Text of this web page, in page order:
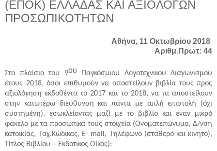
(ΕΠΟΚ) ΕΛΛΑΔΑΣ ΚΑΙ ΑΞΙΟΛΟΓΩΝ
ΠΡΟΣΩΠΙΚΟΤΗΤΩΝ
Αθήνα, 11 Οκτωβρίου 2018
Αριθμ.Πρωτ: 44
Στο πλαίσιο του 9ου Παγκόσμιου Λογοτεχνικού Διαγωνισμού
έτους 2018, όσοι επιθυμούν να αποστείλουν βιβλία τους προς
αξιολόγηση εκδοθέντα το 2017 και το 2018, να τα αποστείλουν
στην κατωτέρω διεύθυνση και πάντα με απλή επιστολή (όχι
συστημένη), εσωκλείοντας μαζί με το βιβλίο και έναν μικρό
φάκελο με τα προσωπικά τους στοιχεία (Ονοματεπώνυμο, Δ/νση
κατοικίας, Ταχ.Κώδικας, E- mail, Τηλέφωνο (σταθερό και κινητό),
Τίτλος Βιβλίου – Εκδοτικός Οίκος):